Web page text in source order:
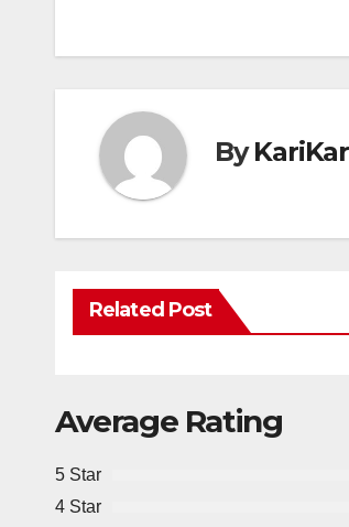
By
Related Post
Average Rating
5 Star
4 Star